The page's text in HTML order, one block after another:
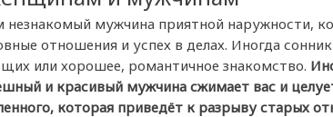
мужчина приятной наружности,
отношения и успех в делах. Иногда
или хорошее, романтичное знакомство.
и красивый мужчина сжимает вас и
которая приведёт к разрыву старых